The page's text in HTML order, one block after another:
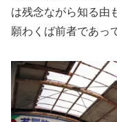
は残念ながら知る由
願わくば前者であっ